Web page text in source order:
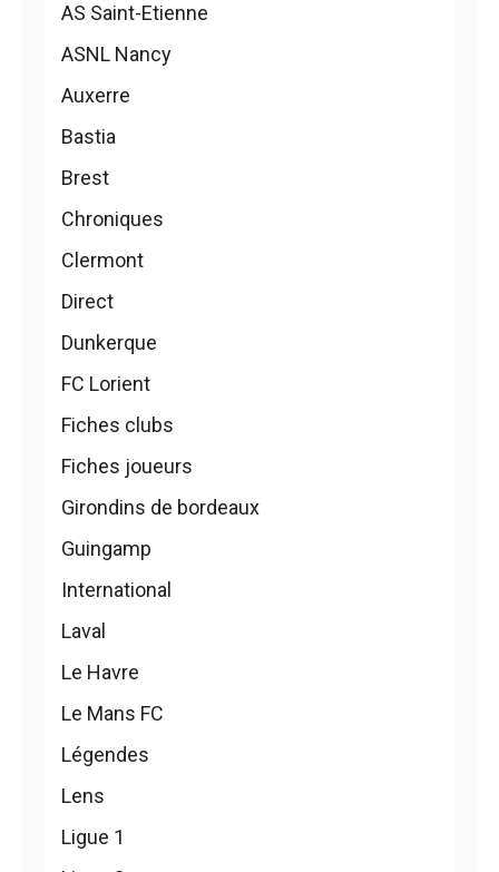
AS Saint-Etienne
ASNL Nancy
Auxerre
Bastia
Brest
Chroniques
Clermont
Direct
Dunkerque
FC Lorient
Fiches clubs
Fiches joueurs
Girondins de bordeaux
Guingamp
International
Laval
Le Havre
Le Mans FC
Légendes
Lens
Ligue 1